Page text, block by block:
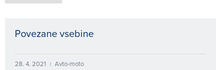
Povezane vsebine
28. 4. 2021 | Avto-moto